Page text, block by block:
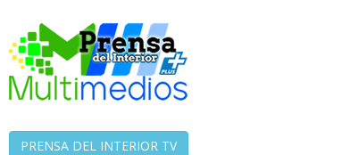
PRENSA DEL INTERIOR TV